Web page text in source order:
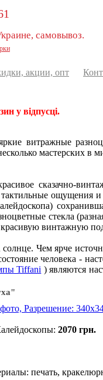
самовывоз.
акции, опт
у відпусці.
витражные
мастерских в
сказачно-
ощущения
стекла
винтажную
Чем ярче
человека -
Tiffani ) являются
2070 грн.
печать,